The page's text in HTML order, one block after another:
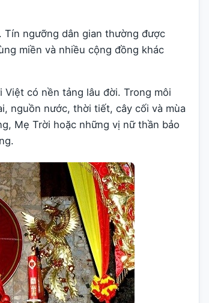
Tín ngưỡng dân gian thường được
miền và nhiều cộng đồng khác
có nền tảng lâu đời. Trong môi
nguồn nước, thời tiết, cây cối và mùa
Mẹ Trời hoặc những vị nữ thần bảo